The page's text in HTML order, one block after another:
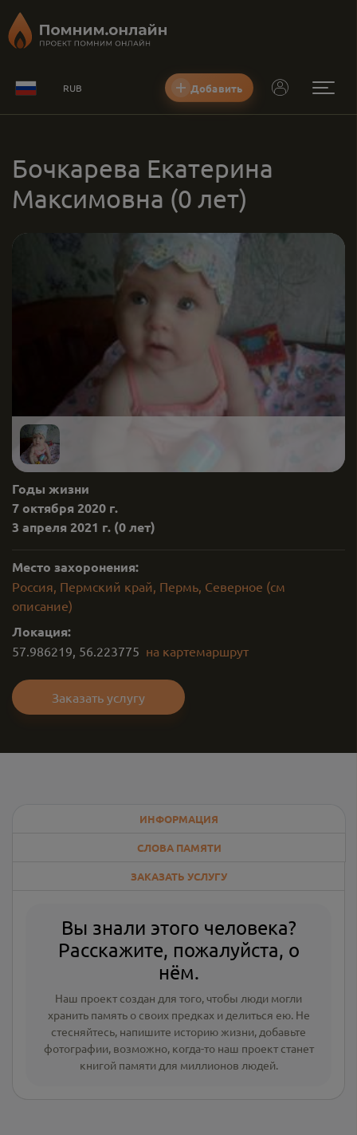
RUB Добавить
Бочкарева Екатерина
Максимовна (0 лет)
Годы жизни
7 октября 2020 г.
3 апреля 2021 г. (0 лет)
Место захоронения:
Россия, Пермский край, Пермь, Северное (см
описание)
Локация:
57.986219, 56.223775 на картемаршрут
Заказать услугу
ИНФОРМАЦИЯ
СЛОВА ПАМЯТИ
ЗАКАЗАТЬ УСЛУГУ
Вы знали этого человека?
Расскажите, пожалуйста, о
нём.
Наш проект создан для того, чтобы люди могли
хранить память о своих предках и делиться ею. Не
стесняйтесь, напишите историю жизни, добавьте
фотографии, возможно, когда-то наш проект станет
книгой памяти для миллионов людей.